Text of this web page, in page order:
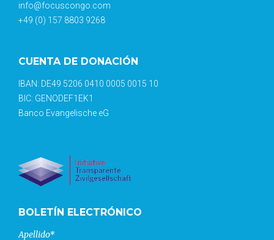
info@focuscongo.com
+49 (0) 157 8803 9268
CUENTA DE DONACIÓN
IBAN: DE49 5206 0410 0005 0015 10
BIC: GENODEF1EK1
Banco Evangelische eG
BOLETÍN ELECTRÓNICO
Apellido*